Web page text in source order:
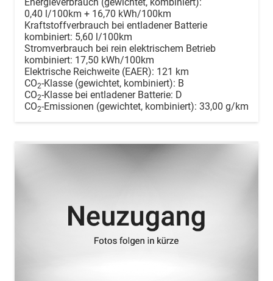
Energieverbrauch (gewichtet, kombiniert):
0,40 l/100km + 16,70 kWh/100km
Kraftstoffverbrauch bei entladener Batterie
kombiniert: 5,60 l/100km
Stromverbrauch bei rein elektrischem Betrieb
kombiniert: 17,50 kWh/100km
Elektrische Reichweite (EAER): 121 km
CO2-Klasse (gewichtet, kombiniert): B
CO2-Klasse bei entladener Batterie: D
CO2-Emissionen (gewichtet, kombiniert): 33,00 g/km